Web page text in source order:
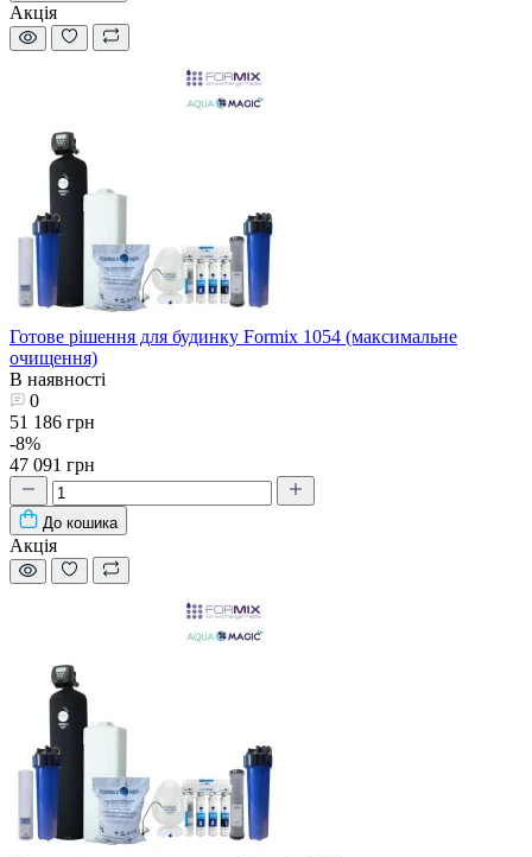
Акція
Готове рішення для будинку Formix 1054 (максимальне
очищення)
В наявності
0
51 186 грн
-8%
47 091 грн
До кошика
Акція